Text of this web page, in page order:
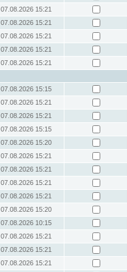
07.08.2026 15:21
07.08.2026 15:21
07.08.2026 15:21
07.08.2026 15:21
07.08.2026 15:21
07.08.2026 15:15
07.08.2026 15:21
07.08.2026 15:21
07.08.2026 15:15
07.08.2026 15:20
07.08.2026 15:21
07.08.2026 15:21
07.08.2026 15:21
07.08.2026 15:21
07.08.2026 15:20
07.08.2026 10:15
07.08.2026 15:21
07.08.2026 15:21
07.08.2026 15:21